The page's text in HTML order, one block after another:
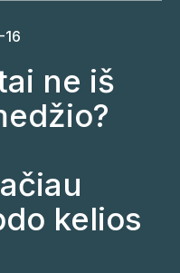
ne iš
kelios